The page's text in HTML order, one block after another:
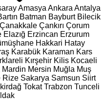
Amasya Ankara Antalya
Batman Bayburt Bilecik
Çanakkale Çankırı Çorum
Elazığ Erzincan Erzurum
Hakkari Hatay
Karabük Karaman Kars
Kırşehir Kilis Kocaeli
Mardin Mersin Muğla Muş
Rize Sakarya Samsun Siirt
Tokat Trabzon Tunceli